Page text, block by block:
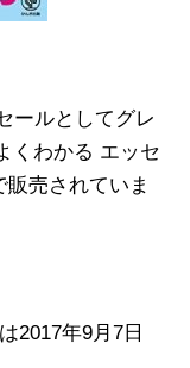
ールとしてグレ
くわかる エッセ
販売されていま
2017年9月7日